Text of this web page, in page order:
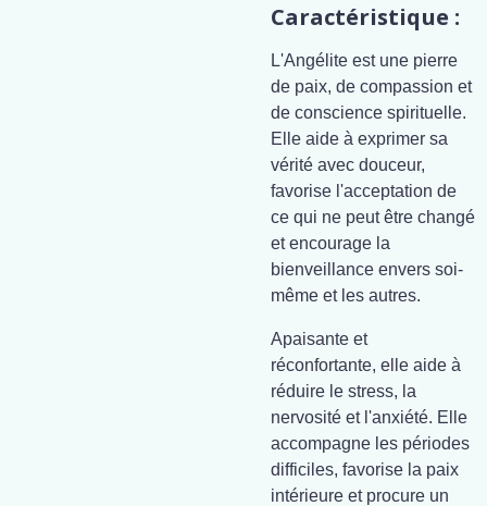
Caractéristique :
L'Angélite est une pierre
de paix, de compassion et
de conscience spirituelle.
Elle aide à exprimer sa
vérité avec douceur,
favorise l'acceptation de
ce qui ne peut être changé
et encourage la
bienveillance envers soi-
même et les autres.
Apaisante et
réconfortante, elle aide à
réduire le stress, la
nervosité et l'anxiété. Elle
accompagne les périodes
difficiles, favorise la paix
intérieure et procure un